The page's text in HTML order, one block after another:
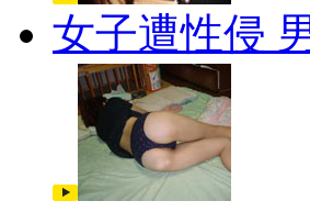
女子遭性侵